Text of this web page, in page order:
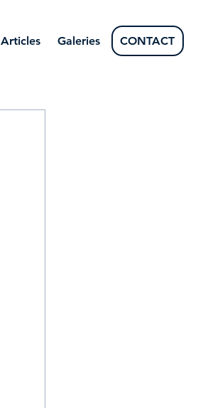
Articles Galeries CONTACT